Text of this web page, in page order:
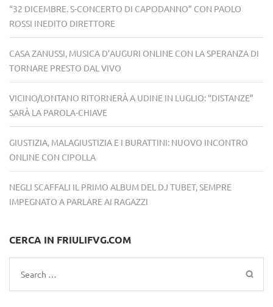
“32 DICEMBRE. S-CONCERTO DI CAPODANNO” CON PAOLO
ROSSI INEDITO DIRETTORE
CASA ZANUSSI, MUSICA D’AUGURI ONLINE CON LA SPERANZA DI
TORNARE PRESTO DAL VIVO
VICINO/LONTANO RITORNERÀ A UDINE IN LUGLIO: “DISTANZE”
SARÀ LA PAROLA-CHIAVE
GIUSTIZIA, MALAGIUSTIZIA E I BURATTINI: NUOVO INCONTRO
ONLINE CON CIPOLLA
NEGLI SCAFFALI IL PRIMO ALBUM DEL DJ TUBET, SEMPRE
IMPEGNATO A PARLARE AI RAGAZZI
CERCA IN FRIULIFVG.COM
Search
for: